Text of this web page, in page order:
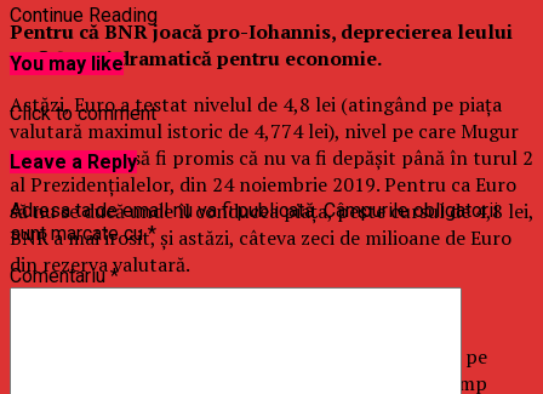
Pentru că BNR joacă pro-Iohannis, deprecierea leului
va fi ȘI mai dramatică pentru economie.
Astăzi, Euro a testat nivelul de 4,8 lei (atingând pe piața
valutară maximul istoric de 4,774 lei), nivel pe care Mugur
Isărescu pare să fi promis că nu va fi depășit până în turul 2
al Prezidențialelor, din 24 noiembrie 2019. Pentru ca Euro
să nu se ducă unde îl conducea piața, peste cursul de 4,8 lei,
BNR a mai irosit, și astăzi, câteva zeci de milioane de Euro
din rezerva valutară.
Spun ,,a irosit” pentru că în fapt sunt bani aruncați pe
fereastră pentru ca domnul Iohannis să cumpere timp
Continue Reading
You may like
Click to comment
Leave a Reply
Adresa ta de email nu va fi publicată. Câmpurile obligatorii
sunt marcate cu*
Comentariu*